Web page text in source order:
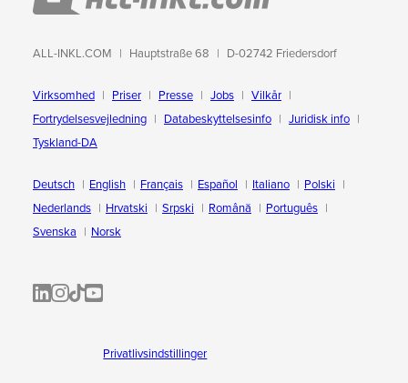
ALL-INKL.COM Hauptstraße 68 D-02742 Friedersdorf
Virksomhed Priser Presse Jobs
Vilkår
Fortrydelsesvejledning
Databeskyttelsesinfo
Juridisk info
Tyskland-DA
Deutsch English Français Español Italiano
Polski
Nederlands
Hrvatski Srpski Română
Português
Svenska
Norsk
ALL-INKL.COM | LinkedIn
ALL-INKL.COM • Instagram photos and videos
ALL-INKL.COM | TikTok
ALLINKL.COM - YouTube
Privatlivsindstillinger